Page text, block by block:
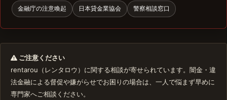
金融庁の注意喚起 日本貸金業協会 警察相談窓口
ご注意ください
rentarou（レンタロウ）に関する相談が寄せられています。闇金・違
法金融による督促や嫌がらせでお困りの場合は、一人で悩まず早めに
専門家へご相談ください。